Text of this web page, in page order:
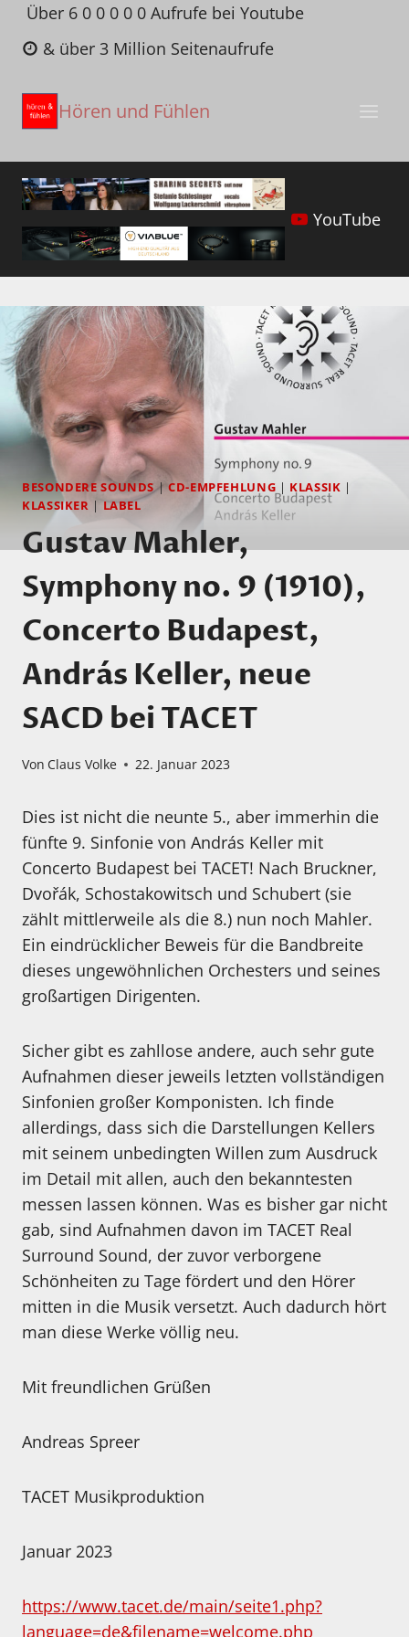
Zum
Inhalt
springen
Über 6 0 0 0 0 0 Aufrufe bei Youtube
& über 3 Million Seitenaufrufe
Hören und Fühlen
YouTube
BESONDERE SOUNDS|CD-EMPFEHLUNG | KLASSIK |
KLASSIKER |LABEL
Gustav Mahler,
Symphony no. 9 (1910),
Concerto Budapest,
András Keller, neue
SACD bei TACET
Von Claus Volke 22. Januar 2023
Dies ist nicht die neunte 5., aber immerhin die
fünfte 9. Sinfonie von András Keller mit
Concerto Budapest bei TACET! Nach Bruckner,
Dvořák, Schostakowitsch und Schubert (sie
zählt mittlerweile als die 8.) nun noch Mahler.
Ein eindrücklicher Beweis für die Bandbreite
dieses ungewöhnlichen Orchesters und seines
großartigen Dirigenten.
Sicher gibt es zahllose andere, auch sehr gute
Aufnahmen dieser jeweils letzten vollständigen
Sinfonien großer Komponisten. Ich finde
allerdings, dass sich die Darstellungen Kellers
mit seinem unbedingten Willen zum Ausdruck
im Detail mit allen, auch den bekanntesten
messen lassen können. Was es bisher gar nicht
gab, sind Aufnahmen davon im TACET Real
Surround Sound, der zuvor verborgene
Schönheiten zu Tage fördert und den Hörer
mitten in die Musik versetzt. Auch dadurch hört
man diese Werke völlig neu.
Mit freundlichen Grüßen
Andreas Spreer
TACET Musikproduktion
Januar 2023
https://www.tacet.de/main/seite1.php?
language=de&filename=welcome.php